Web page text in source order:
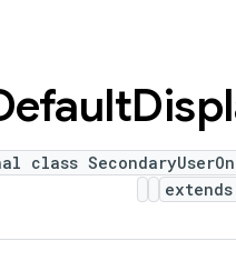
class
extends